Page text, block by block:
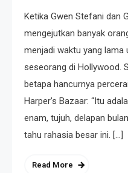
Ketika Gwen Stefani dan
mengejutkan banyak
menjadi waktu yang lama
seseorang di Hollywood.
betapa hancurnya
Harper’s Bazaar: “Itu
enam, tujuh, delapan
tahu rahasia besar ini. […]
Read More